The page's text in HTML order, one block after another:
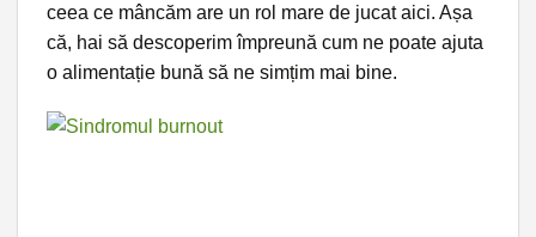
ceea ce mâncăm are un rol mare de jucat aici. Așa
că, hai să descoperim împreună cum ne poate ajuta
o alimentație bună să ne simțim mai bine.